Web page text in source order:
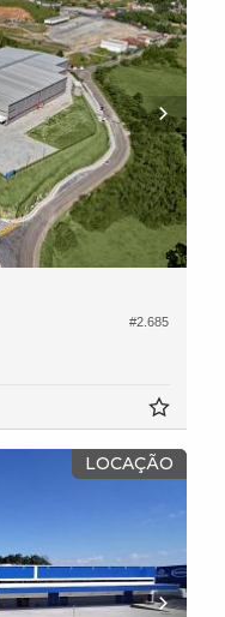
#2.685
LOCAÇÃO